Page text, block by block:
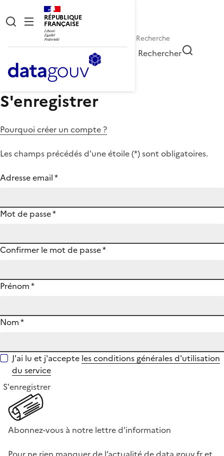
RÉPUBLIQUE
FRANÇAISE
Rechercher
S'enregistrer
Pourquoi créer un compte ?
Les champs précédés d'une étoile (*) sont obligatoires.
Adresse email*
Mot de passe*
Confirmer le mot de passe*
Prénom*
Nom*
J'ai lu et j'accepte les conditions générales d'utilisation
du service
S'enregistrer
Abonnez-vous à notre lettre d'information